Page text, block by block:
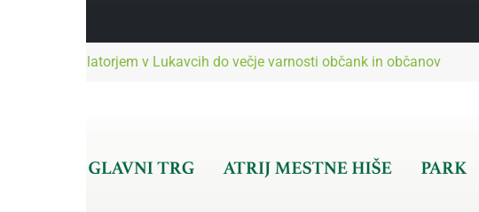
Z novim defibrilatorjem v Lukavcih do večje varnosti občank in občanov